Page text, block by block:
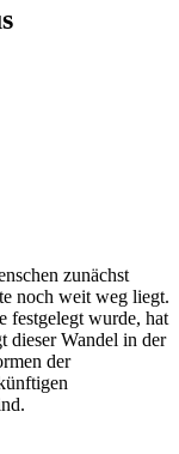
zunächst
noch weit weg liegt.
festgelegt wurde, hat
dieser Wandel in der
der